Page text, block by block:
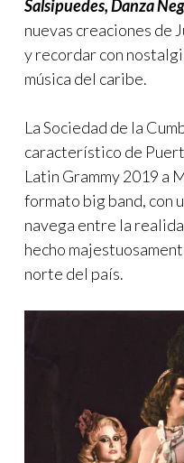
Salsipuedes, Danza
nuevas creaciones de
y recordar con
música del caribe.
La Sociedad de la
característico de
Latin Grammy 2019 a
formato big band, con
navega entre la
hecho
norte del país.